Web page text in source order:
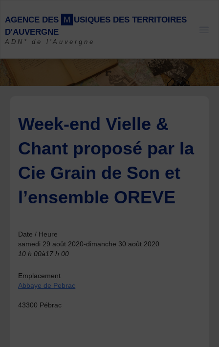
content
AGENCE DES M USIQUES DES TERRITOIRES
D'AUVERGNE
ADN* de l'Auvergne
Week-end Vielle &
Chant proposé par la
Cie Grain de Son et
l’ensemble OREVE
Date / Heure
samedi 29 août 2020-dimanche 30 août 2020
10 h 00à17 h 00
Emplacement
Abbaye de Pebrac
43300 Pébrac